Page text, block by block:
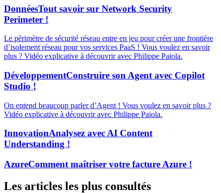
DonnéesTout savoir sur Network Security
Perimeter !
Le périmètre de sécurité réseau entre en jeu pour créer une frontière
d’isolement réseau pour vos services PaaS ! Vous voulez en savoir
plus ? Vidéo explicative à découvrir avec Philippe Paiola.
DéveloppementConstruire son Agent avec Copilot
Studio !
On entend beaucoup parler d’Agent ! Vous voulez en savoir plus ?
Vidéo explicative à découvrir avec Philippe Paiola.
InnovationAnalysez avec AI Content
Understanding !
AzureComment maîtriser votre facture Azure !
Les articles les plus consultés